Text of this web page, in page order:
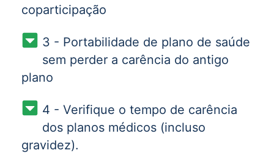
coparticipação
3 - Portabilidade de plano de saúde
sem perder a carência do antigo
plano
4 - Verifique o tempo de carência
dos planos médicos (incluso
gravidez).